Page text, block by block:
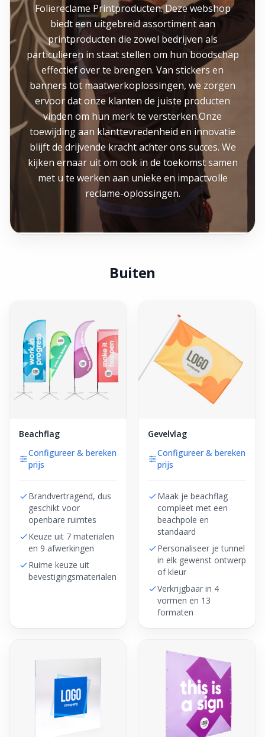
Foliereclame Printproducten. Deze webshop
biedt een uitgebreid assortiment aan
printproducten die zowel bedrijven als
particulieren in staat stellen om hun boodschap
effectief over te brengen. Van stickers en
banners tot maatwerkoplossingen, we zorgen
ervoor dat onze klanten de juiste producten
vinden om hun merk te versterken.Onze
toewijding aan klanttevredenheid en innovatie
blijft de drijvende kracht achter ons succes. We
kijken ernaar uit om ook in de toekomst samen
met u te werken aan unieke en impactvolle
reclame-oplossingen.
Buiten
Beachflag
Configureer & bereken
prijs
Brandvertragend, dus
geschikt voor
openbare ruimtes
Keuze uit 7 materialen
en 9 afwerkingen
Ruime keuze uit
bevestigingsmaterialen
Gevelvlag
Configureer & bereken
prijs
Maak je beachflag
compleet met een
beachpole en
standaard
Personaliseer je tunnel
in elk gewenst ontwerp
of kleur
Verkrijgbaar in 4
vormen en 13
formaten